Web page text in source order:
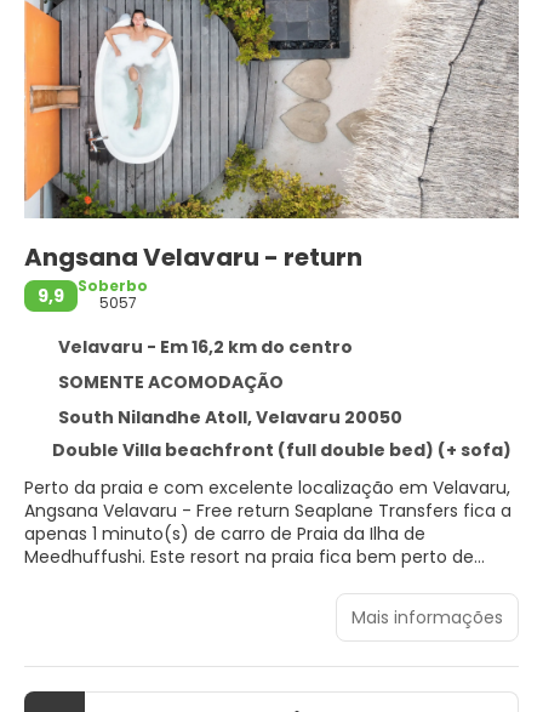
Angsana Velavaru - return
9,9
Soberbo
5057
Velavaru - Em 16,2 km do centro
SOMENTE ACOMODAÇÃO
South Nilandhe Atoll, Velavaru 20050
Double Villa beachfront (full double bed) (+ sofa)
Perto da praia e com excelente localização em Velavaru,
Angsana Velavaru - Free return Seaplane Transfers fica a
apenas 1 minuto(s) de carro de Praia da Ilha de
Meedhuffushi. Este resort na praia fica bem perto de
Relaxe no spa de serviço completo, onde você pode
desfrutar de massagens. Este resort oferece Wi-Fi de
cortesia, serviços de concierge e área para piquenique.
Mais informações